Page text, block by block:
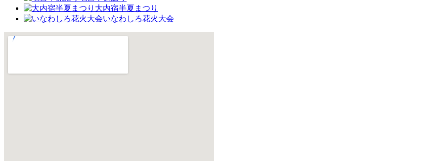
大内宿半夏まつり
いなわしろ花火大会